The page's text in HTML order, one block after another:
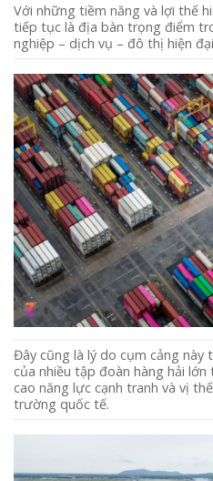
Với những tiềm năng và lợi thế
tiếp tục là địa bàn trọng điểm
nghiệp – dịch vụ – đô thị hiện
Đây cũng là lý do cụm cảng
của nhiều tập đoàn hàng hải
cao năng lực cạnh tranh và vị
trường quốc tế.